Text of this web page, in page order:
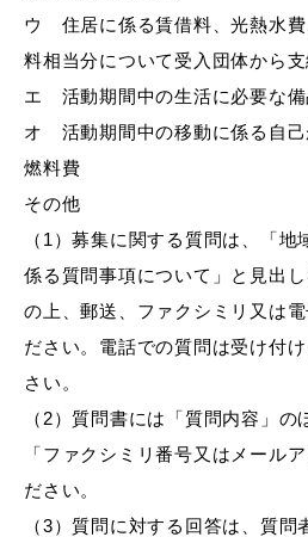
ウ 住居に係る賃借料、光熱水費
料相当分について受入団体から支
エ 活動期間中の生活に必要な備
オ 活動期間中の移動に係る自己
燃料費
その他
（1）募集に関する質問は、「
係る質問事項について」と見出
の上、郵送、ファクシミリ又は
ださい。電話での質問は受け付
さい。
（2）質問書には「質問内容」の
「ファクシミリ番号又はメール
ださい。
（3）質問に対する回答は、質